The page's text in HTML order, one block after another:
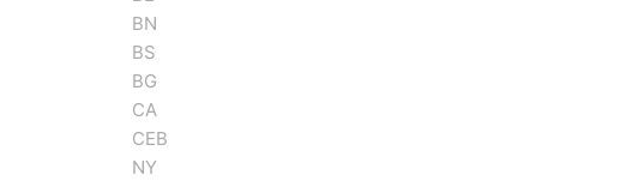
BN
BS
BG
CA
CEB
NY